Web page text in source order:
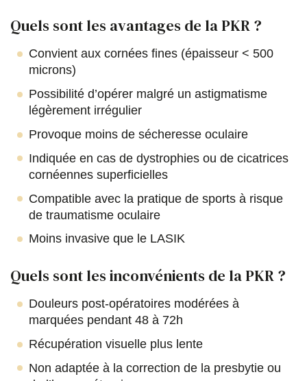
Quels sont les avantages de la PKR ?
Convient aux cornées fines (épaisseur < 500
microns)
Possibilité d’opérer malgré un astigmatisme
légèrement irrégulier
Provoque moins de sécheresse oculaire
Indiquée en cas de dystrophies ou de cicatrices
cornéennes superficielles
Compatible avec la pratique de sports à risque
de traumatisme oculaire
Moins invasive que le LASIK
Quels sont les inconvénients de la PKR ?
Douleurs post-opératoires modérées à
marquées pendant 48 à 72h
Récupération visuelle plus lente
Non adaptée à la correction de la presbytie ou